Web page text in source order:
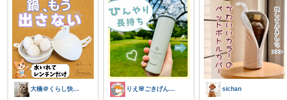
大橋＠くらし快適LAB🌿 りえ🌸ごきげんな暮らし🏠🌿 sichan